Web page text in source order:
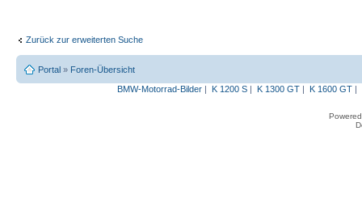
Zurück zur erweiterten Suche
Portal » Foren-Übersicht
BMW-Motorrad-Bilder| K 1200 S| K 1300 GT| K 1600 GT|